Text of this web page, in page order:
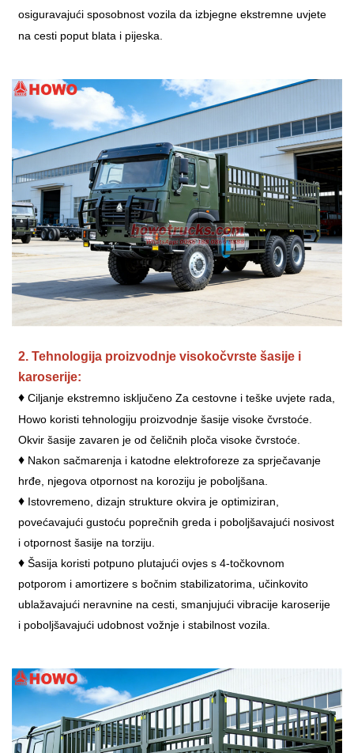
osiguravajući sposobnost vozila da izbjegne ekstremne uvjete
na cesti poput blata i pijeska.
2. Tehnologija proizvodnje visokočvrste šasije i
karoserije:
♦ Ciljanje ekstremno isključeno Za cestovne i teške uvjete rada,
Howo koristi tehnologiju proizvodnje šasije visoke čvrstoće.
Okvir šasije zavaren je od čeličnih ploča visoke čvrstoće.
♦ Nakon sačmarenja i katodne elektroforeze za sprječavanje
hrđe, njegova otpornost na koroziju je poboljšana.
♦ Istovremeno, dizajn strukture okvira je optimiziran,
povećavajući gustoću poprečnih greda i poboljšavajući nosivost
i otpornost šasije na torziju.
♦ Šasija koristi potpuno plutajući ovjes s 4-točkovnom
potporom i amortizere s bočnim stabilizatorima, učinkovito
ublažavajući neravnine na cesti, smanjujući vibracije karoserije
i poboljšavajući udobnost vožnje i stabilnost vozila.